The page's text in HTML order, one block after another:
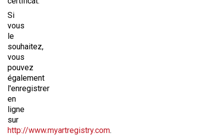
Si
vous
le
souhaitez,
vous
pouvez
également
l'enregistrer
en
ligne
sur
http://www.myartregistry.com.